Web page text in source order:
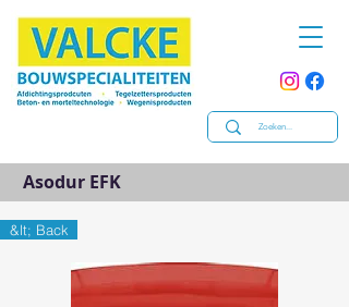
Asodur EFK
&lt; Back